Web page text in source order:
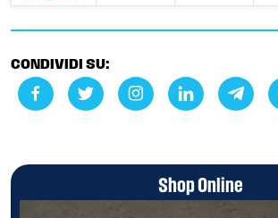
CONDIVIDI SU:
Shop Online